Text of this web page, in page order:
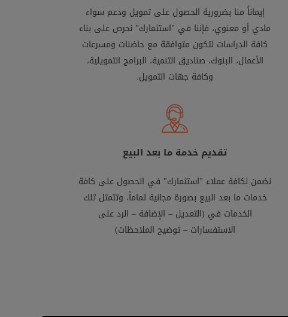
إيماناً منا بضرورية الحصول على تمويل ودعم سواء
مادي أو معنوي، فإننا في "استثمارك" نحرص على بناء
كافة الدراسات لتكون متوافقة مع حاضنات ومسرعات
الأعمال، البنوك، صناديق التنمية، البرامج التمويلية،
وكافة جهات التمويل.
تقديم خدمة ما بعد البيع
نضمن لكافة عملاء "استثمارك" في الحصول على كافة
خدمات ما بعد البيع بصورة مجانية تماماً، وتتمثل تلك
الخدمات في (التعديل – الإضافة – الرد على
الاستفسارات – توضيح الملاحظات)